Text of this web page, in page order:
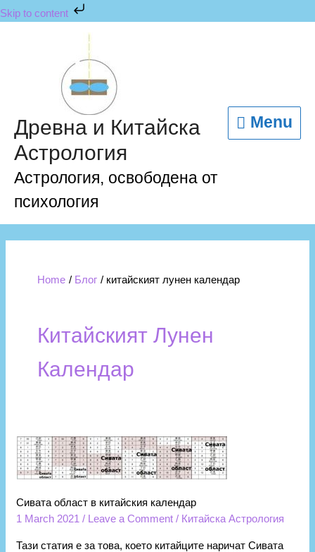
Skip to content
Skip
to
Древна и Китайска
Астрология
Астрология, освободена от
психология
Menu
Home Блог китайският лунен календар
Китайският Лунен
Календар
Сивата област в китайския календар
1 March 2021/ Leave a Comment / Китайска Астрология
Тази статия е за това, което китайците наричат Сивата
Сивата
област
в
китайския
календар